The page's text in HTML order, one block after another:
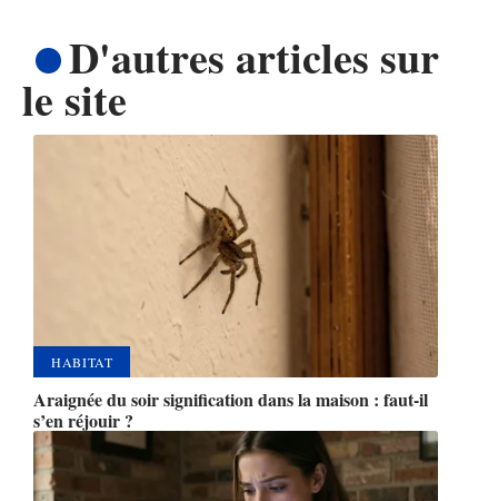
D'autres articles sur
le site
HABITAT
Araignée du soir signification dans la maison : faut-il
s’en réjouir ?